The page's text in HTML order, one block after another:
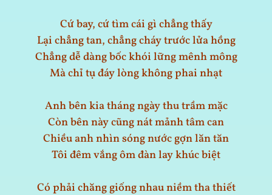
Cứ bay, cứ tìm cái gì chẳng thấy
Lại chẳng tan, chẳng cháy trước lửa hồng
Chẳng dễ dàng bốc khói lững mênh mông
Mà chỉ tụ đáy lòng không phai nhạt
Anh bên kia tháng ngày thu trầm mặc
Còn bên này cũng nát mảnh tâm can
Chiều anh nhìn sóng nước gợn lăn tăn
Tôi đêm vắng ôm đàn lay khúc biệt
Có phải chăng giống nhau niềm tha thiết